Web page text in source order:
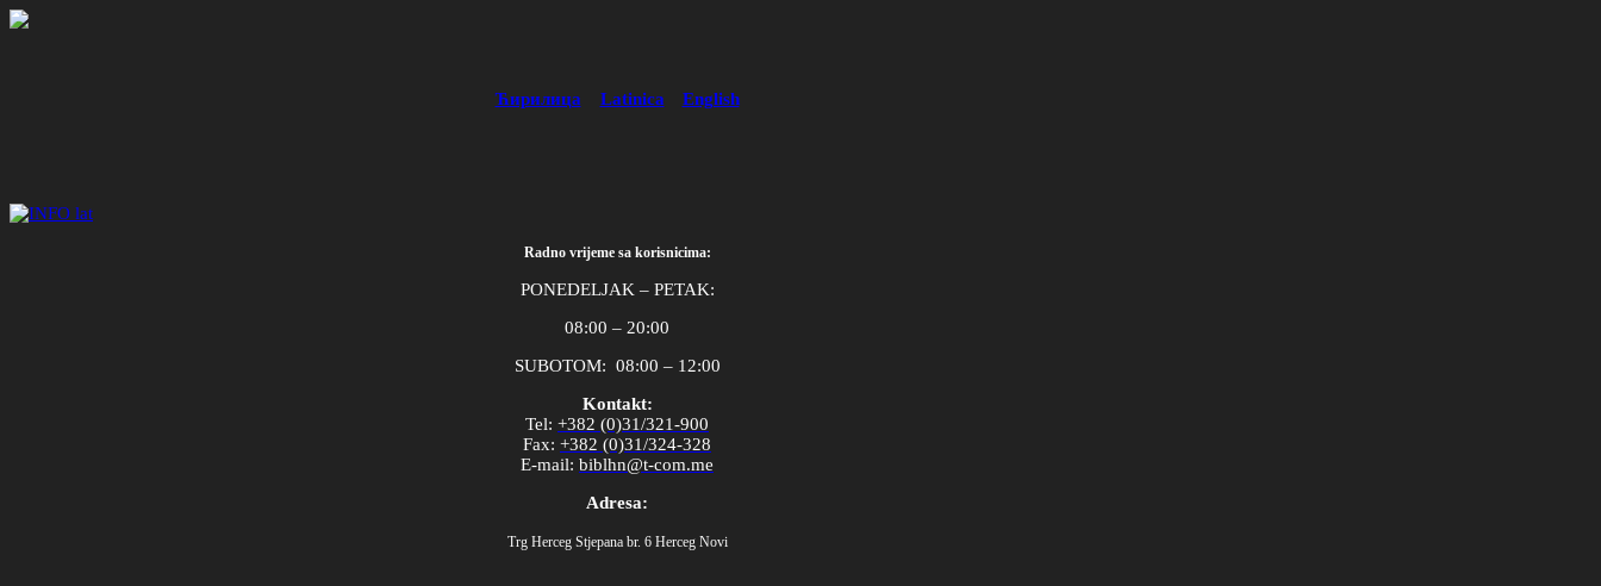
Ћирилица Latinica English
Radno vrijeme sa korisnicima:
PONEDELJAK – PETAK:
08:00 – 20:00
SUBOTOM: 08:00 – 12:00
Kontakt:
Tel: +382 (0)31/321-900
Fax: +382 (0)31/324-328
E-mail: biblhn@t-com.me
Adresa:
Trg Herceg Stjepana br. 6 Herceg Novi